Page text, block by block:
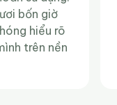
bốn giờ
hiểu rõ
trên nền